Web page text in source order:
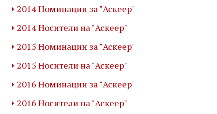
2014 Номинации за "Аскеер"
2014 Носители на "Аскеер"
2015 Номинации за "Аскеер"
2015 Носители на "Аскеер"
2016 Номинации за "Аскеер"
2016 Носители на "Аскеер"